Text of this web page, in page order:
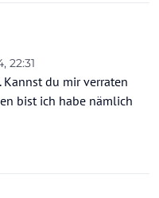
22:31
du mir verraten
bist ich habe nämlich